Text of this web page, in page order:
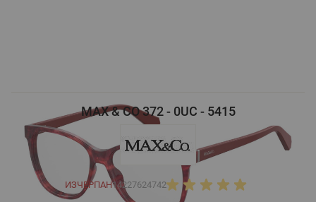
MAX & CO 372 - 0UC - 5415
ИЗЧЕРПАН14227624742